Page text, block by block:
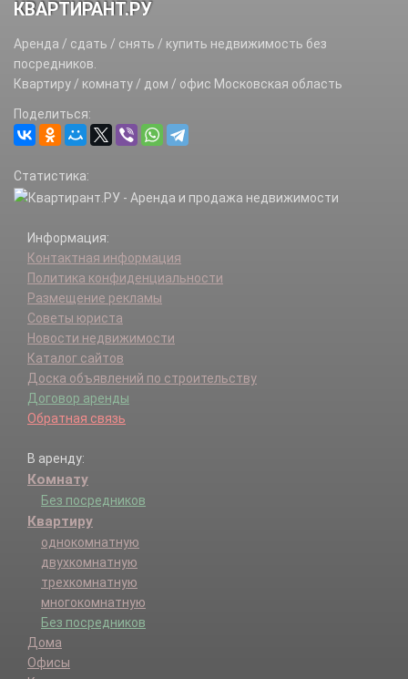
КВАРТИРАНТ.РУ
Аренда / сдать / снять / купить недвижимость без
посредников.
Квартиру / комнату / дом / офис Московская область
Поделиться:
Статистика:
Информация:
Контактная информация
Политика конфиденциальности
Размещение рекламы
Советы юриста
Новости недвижимости
Каталог сайтов
Доска объявлений по строительству
Договор аренды
Обратная связь
В аренду:
Комнату
Без посредников
Квартиру
однокомнатную
двухкомнатную
трехкомнатную
многокомнатную
Без посредников
Дома
Офисы